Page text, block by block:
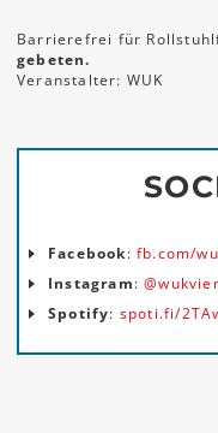
Barrierefrei für
gebeten.
Veranstalter: WUK
Facebook:fb.com/
Instagram:
Spotify: spoti.fi/